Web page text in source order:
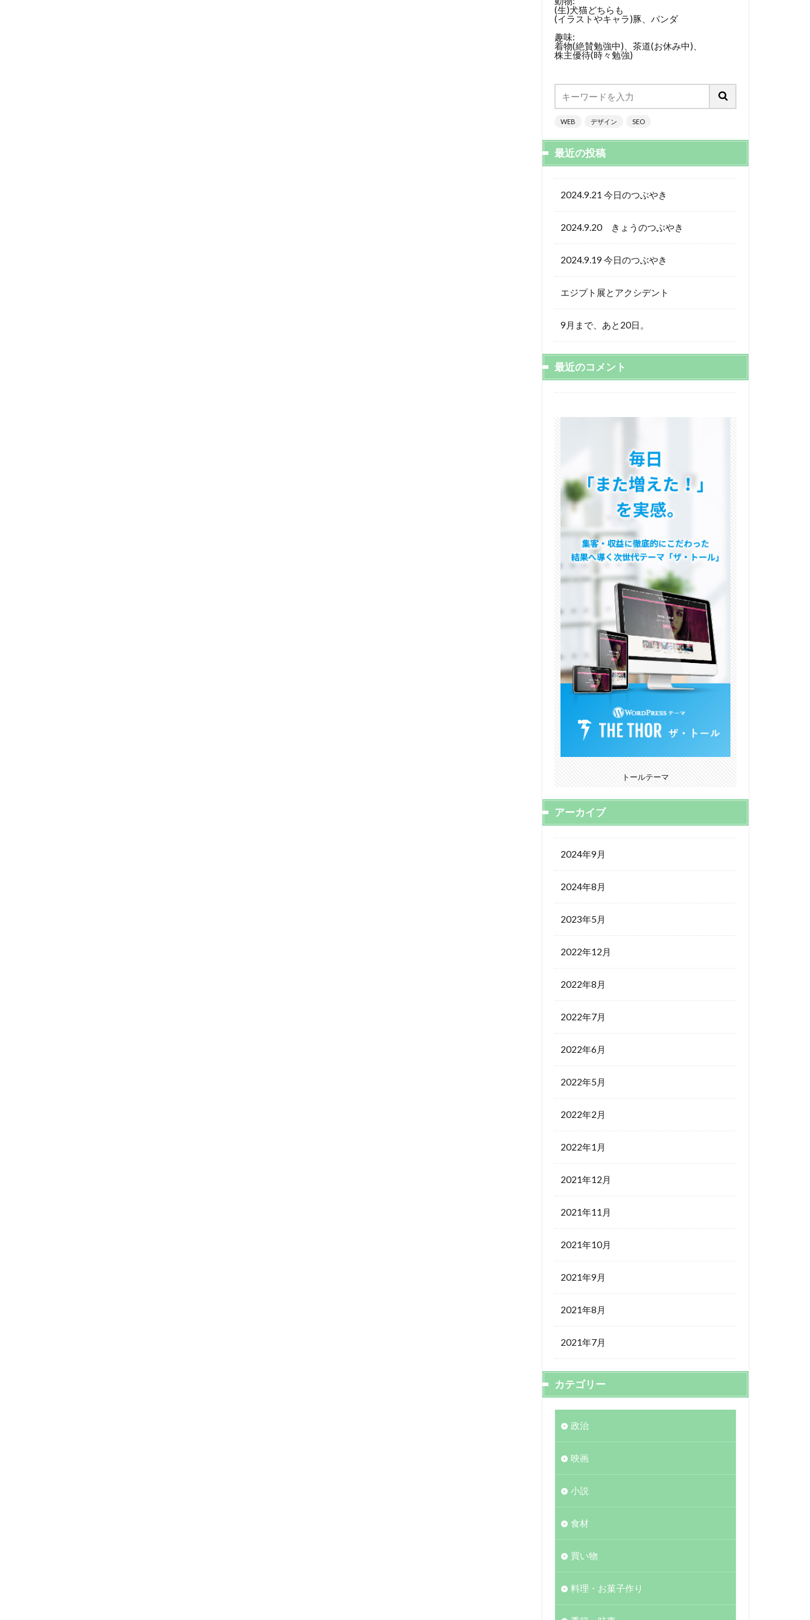
(生)犬猫どちらも
(イラストやキャラ)豚、パンダ
趣味:
着物(絶賛勉強中)、茶道(お休み中)、
株主優待(時々勉強)
WEB デザイン SEO
最近の投稿
2024.9.21 今日のつぶやき
2024.9.20 きょうのつぶやき
2024.9.19 今日のつぶやき
エジプト展とアクシデント
9月まで、あと20日。
最近のコメント
トールテーマ
アーカイブ
2024年9月
2024年8月
2023年5月
2022年12月
2022年8月
2022年7月
2022年6月
2022年5月
2022年2月
2022年1月
2021年12月
2021年11月
2021年10月
2021年9月
2021年8月
2021年7月
カテゴリー
政治
映画
小説
食材
買い物
料理・お菓子作り